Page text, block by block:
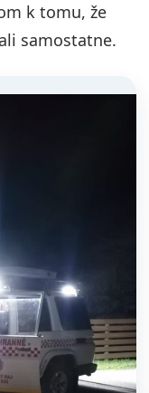
k tomu, že
samostatne.